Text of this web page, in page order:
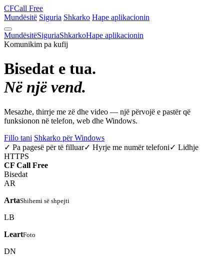
CFCall Free
Mundësitë Siguria Shkarko Hape aplikacionin
MundësitëSiguriaShkarkoHape aplikacionin
Komunikim pa kufij
Bisedat e tua.
Në një vend.
Mesazhe, thirrje me zë dhe video — një përvojë e pastër që
funksionon në telefon, web dhe Windows.
Fillo tani Shkarko për Windows
✓ Pa pagesë për të filluar✓ Hyrje me numër telefoni✓ Lidhje
HTTPS
CF Call Free
Bisedat
AR
ArtaShihemi së shpejti
LB
LeartFoto
DN